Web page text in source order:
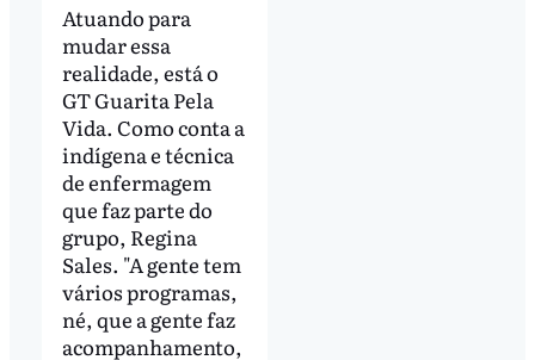
Atuando para
mudar essa
realidade, está o
GT Guarita Pela
Vida. Como conta a
indígena e técnica
de enfermagem
que faz parte do
grupo, Regina
Sales. "A gente tem
vários programas,
né, que a gente faz
acompanhamento,